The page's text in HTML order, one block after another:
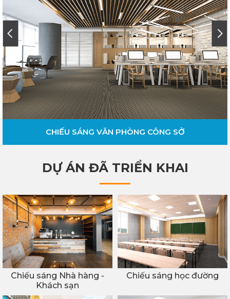
CHIẾU SÁNG VĂN PHÒNG CÔNG SỞ
DỰ ÁN ĐÃ TRIỂN KHAI
Chiếu sáng Nhà hàng -
Khách sạn
Chiếu sáng học đường